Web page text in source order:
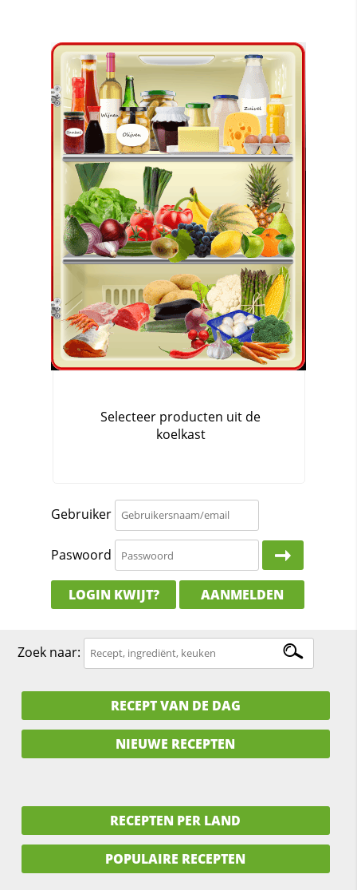
Gebruiker
Paswoord
LOGIN KWIJT? AANMELDEN
Zoek naar:
RECEPT VAN DE DAG
NIEUWE RECEPTEN
RECEPTEN PER LAND
POPULAIRE RECEPTEN